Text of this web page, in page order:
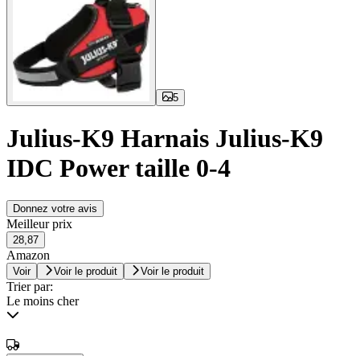
5
Julius-K9 Harnais Julius-K9
IDC Power taille 0-4
Donnez votre avis
Meilleur prix
28,87
Amazon
Voir Voir le produit Voir le produit
Trier par:
Le moins cher